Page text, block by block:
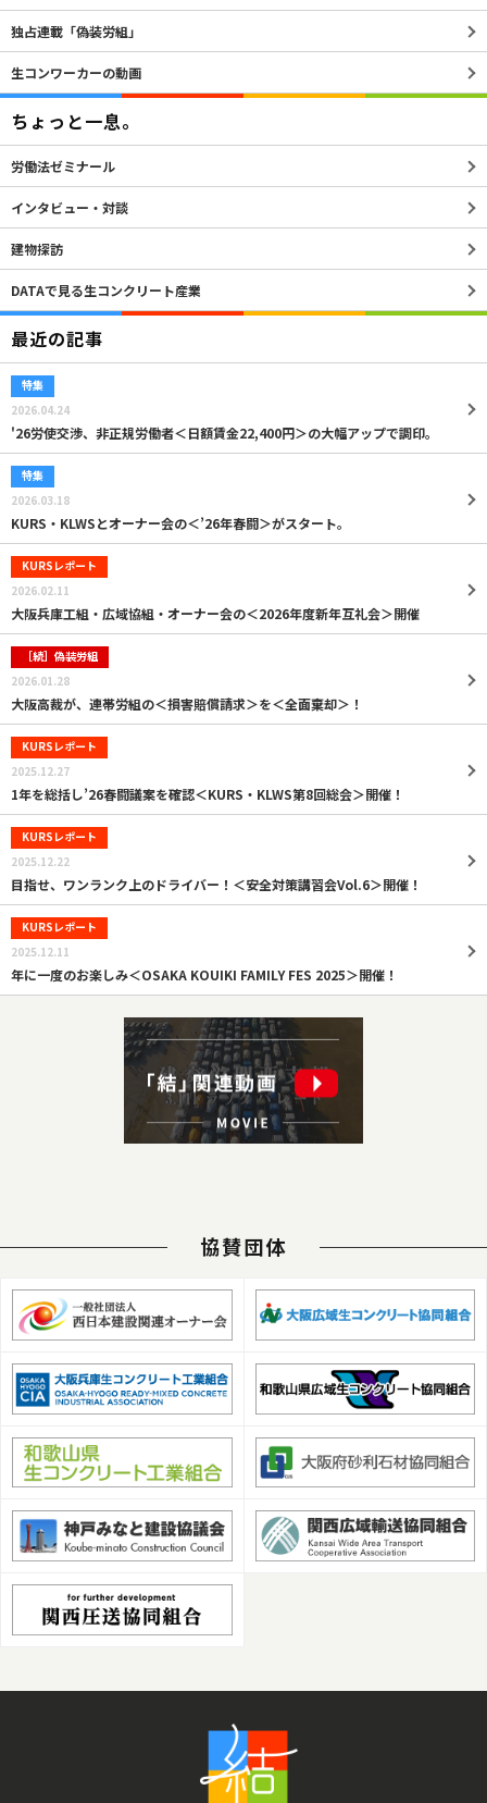
独占連載「偽装労組」
生コンワーカーの動画
ちょっと一息。
労働法ゼミナール
インタビュー・対談
建物探訪
DATAで見る生コンクリート産業
最近の記事
特集
2026.04.24
'26労使交渉、非正規労働者＜日額賃金22,400円＞の大幅アップで調印。
特集
2026.03.18
KURS・KLWSとオーナー会の＜’26年春闘＞がスタート。
KURSレポート
2026.02.11
大阪兵庫工組・広域協組・オーナー会の＜2026年度新年互礼会＞開催
［続］偽装労組
2026.01.28
大阪高裁が、連帯労組の＜損害賠償請求＞を＜全面棄却＞！
KURSレポート
2025.12.27
1年を総括し’26春闘議案を確認＜KURS・KLWS第8回総会＞開催！
KURSレポート
2025.12.22
目指せ、ワンランク上のドライバー！＜安全対策講習会Vol.6＞開催！
KURSレポート
2025.12.11
年に一度のお楽しみ＜OSAKA KOUIKI FAMILY FES 2025＞開催！
協賛団体